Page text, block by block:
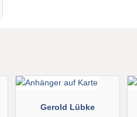
Gerold Lübke